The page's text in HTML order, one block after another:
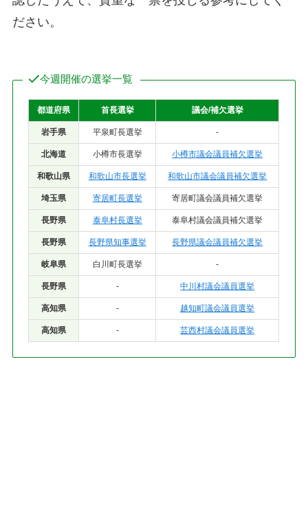
ださい。
今週開催の選挙一覧
都道府県 首長選挙 議会/補欠選挙
岩手県 平泉町長選挙 -
北海道 小樽市長選挙 小樽市議会議員補欠選挙
和歌山県 和歌山市長選挙 和歌山市議会議員補欠選挙
埼玉県 寄居町長選挙 寄居町議会議員補欠選挙
長野県 泰阜村長選挙 泰阜村議会議員補欠選挙
長野県 長野県知事選挙 長野県議会議員補欠選挙
岐阜県 白川町長選挙 -
長野県 - 中川村議会議員選挙
高知県 - 越知町議会議員選挙
高知県 - 芸西村議会議員選挙